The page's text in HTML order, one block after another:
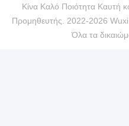
Κίνα Καλό Ποιότητα Καυτή
Προμηθευτής. 2022-2026
Όλα τα